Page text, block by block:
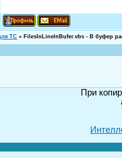
TC » FilesInLineInBufer.vbs - В буфер
При